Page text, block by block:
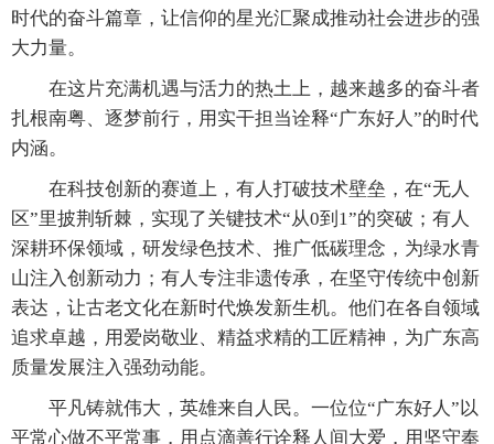
时代的奋斗篇章，让信仰的星光汇聚成推动社会进步的强
大力量。
在这片充满机遇与活力的热土上，越来越多的奋斗者
扎根南粤、逐梦前行，用实干担当诠释“广东好人”的时代
内涵。
在科技创新的赛道上，有人打破技术壁垒，在“无人
区”里披荆斩棘，实现了关键技术“从0到1”的突破；有人
深耕环保领域，研发绿色技术、推广低碳理念，为绿水青
山注入创新动力；有人专注非遗传承，在坚守传统中创新
表达，让古老文化在新时代焕发新生机。他们在各自领域
追求卓越，用爱岗敬业、精益求精的工匠精神，为广东高
质量发展注入强劲动能。
平凡铸就伟大，英雄来自人民。一位位“广东好人”以
平常心做不平常事，用点滴善行诠释人间大爱，用坚守奉